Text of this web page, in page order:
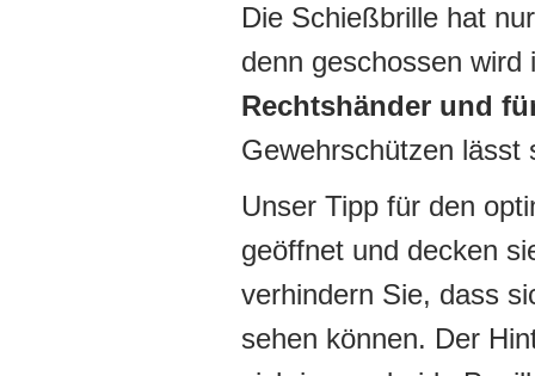
Die Schießbrille hat
denn geschossen
Rechtshänder und
Gewehrschützen lässt
Unser Tipp für den
geöffnet und decken
verhindern Sie, dass
sehen können. Der